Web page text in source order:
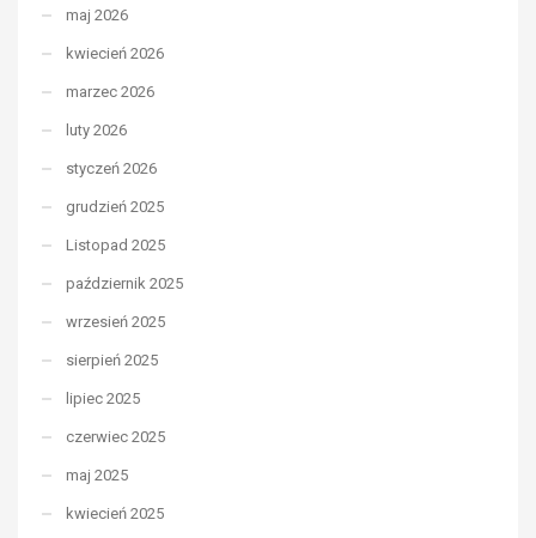
maj 2026
kwiecień 2026
marzec 2026
luty 2026
styczeń 2026
grudzień 2025
Listopad 2025
październik 2025
wrzesień 2025
sierpień 2025
lipiec 2025
czerwiec 2025
maj 2025
kwiecień 2025